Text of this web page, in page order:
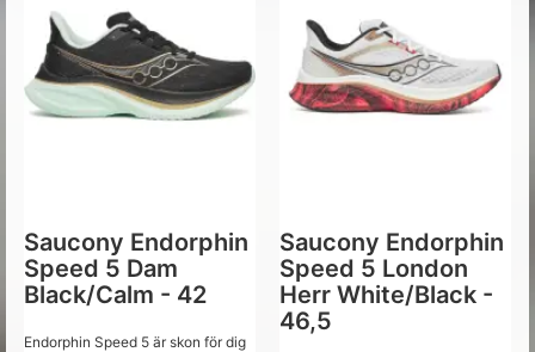
Saucony Endorphin
Speed 5 Dam
Black/Calm - 42
Endorphin Speed 5 är skon för dig
Saucony Endorphin
Speed 5 London
Herr White/Black -
46,5